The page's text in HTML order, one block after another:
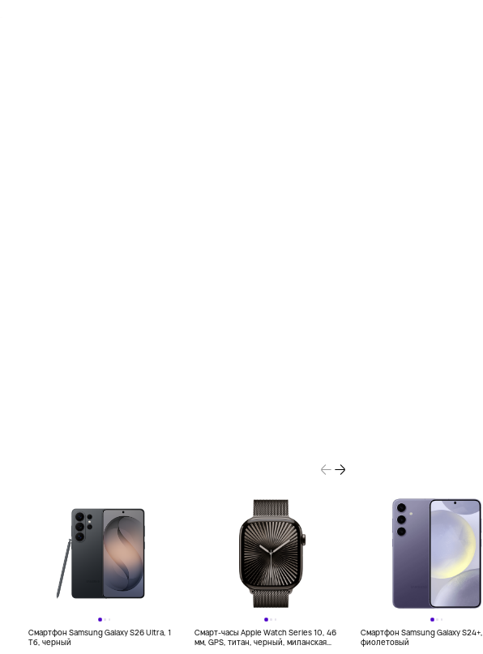
Смартфон Samsung Galaxy S26 Ultra, 1
Тб, черный
Смарт-часы Apple Watch Series 10, 46
мм, GPS, титан, черный, миланская
Смартфон Samsung Galaxy
фиолетовый